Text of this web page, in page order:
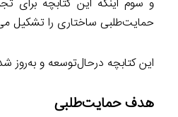
و سوم اینکه این کتابچه برای
حمایت‌طلبی ساختاری را تشکیل
این کتابچه درحال‌توسعه و به‌روز
هدف حمایت‌طلبی